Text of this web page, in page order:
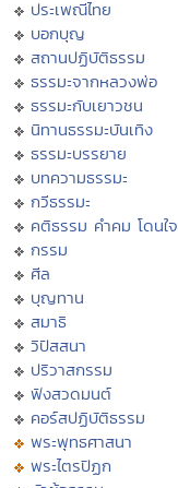
ประเพณีไทย
บอกบุญ
สถานปฏิบัติธรรม
ธรรมะจากหลวงพ่อ
ธรรมะกับเยาวชน
นิทานธรรมะบันเทิง
ธรรมะบรรยาย
บทความธรรมะ
กวีธรรมะ
คติธรรม คำคม โดนใจ
กรรม
ศีล
บุญทาน
สมาธิ
วิปัสสนา
ปริวาสกรรม
ฟังสวดมนต์
คอร์สปฏิบัติธรรม
พระพุทธศาสนา
พระไตรปิฏก